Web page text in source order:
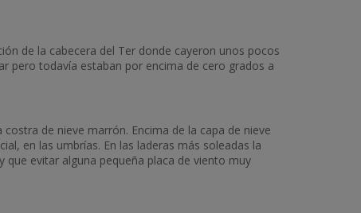
de la cabecera del Ter donde cayeron unos pocos
pero todavía estaban por encima de cero grados a
de nieve marrón. Encima de la capa de nieve
en las umbrías. En las laderas más soleadas la
evitar alguna pequeña placa de viento muy